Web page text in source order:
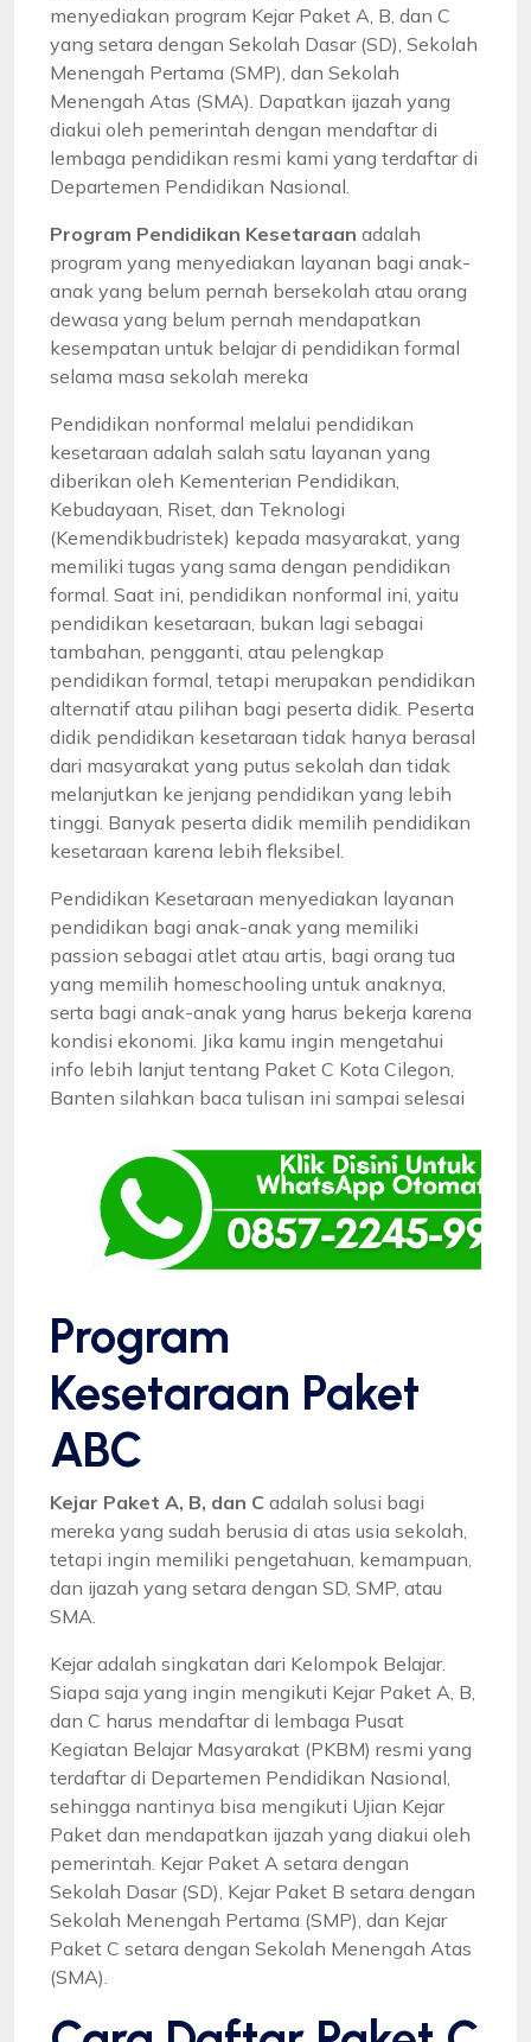
menyediakan program Kejar Paket A, B, dan C
yang setara dengan Sekolah Dasar (SD), Sekolah
Menengah Pertama (SMP), dan Sekolah
Menengah Atas (SMA). Dapatkan ijazah yang
diakui oleh pemerintah dengan mendaftar di
lembaga pendidikan resmi kami yang terdaftar di
Departemen Pendidikan Nasional.
Program Pendidikan Kesetaraan adalah
program yang menyediakan layanan bagi anak-
anak yang belum pernah bersekolah atau orang
dewasa yang belum pernah mendapatkan
kesempatan untuk belajar di pendidikan formal
selama masa sekolah mereka
Pendidikan nonformal melalui pendidikan
kesetaraan adalah salah satu layanan yang
diberikan oleh Kementerian Pendidikan,
Kebudayaan, Riset, dan Teknologi
(Kemendikbudristek) kepada masyarakat, yang
memiliki tugas yang sama dengan pendidikan
formal. Saat ini, pendidikan nonformal ini, yaitu
pendidikan kesetaraan, bukan lagi sebagai
tambahan, pengganti, atau pelengkap
pendidikan formal, tetapi merupakan pendidikan
alternatif atau pilihan bagi peserta didik. Peserta
didik pendidikan kesetaraan tidak hanya berasal
dari masyarakat yang putus sekolah dan tidak
melanjutkan ke jenjang pendidikan yang lebih
tinggi. Banyak peserta didik memilih pendidikan
kesetaraan karena lebih fleksibel.
Pendidikan Kesetaraan menyediakan layanan
pendidikan bagi anak-anak yang memiliki
passion sebagai atlet atau artis, bagi orang tua
yang memilih homeschooling untuk anaknya,
serta bagi anak-anak yang harus bekerja karena
kondisi ekonomi. Jika kamu ingin mengetahui
info lebih lanjut tentang Paket C Kota Cilegon,
Banten silahkan baca tulisan ini sampai selesai
Program
Kesetaraan Paket
ABC
Kejar Paket A, B, dan C adalah solusi bagi
mereka yang sudah berusia di atas usia sekolah,
tetapi ingin memiliki pengetahuan, kemampuan,
dan ijazah yang setara dengan SD, SMP, atau
SMA.
Kejar adalah singkatan dari Kelompok Belajar.
Siapa saja yang ingin mengikuti Kejar Paket A, B,
dan C harus mendaftar di lembaga Pusat
Kegiatan Belajar Masyarakat (PKBM) resmi yang
terdaftar di Departemen Pendidikan Nasional,
sehingga nantinya bisa mengikuti Ujian Kejar
Paket dan mendapatkan ijazah yang diakui oleh
pemerintah. Kejar Paket A setara dengan
Sekolah Dasar (SD), Kejar Paket B setara dengan
Sekolah Menengah Pertama (SMP), dan Kejar
Paket C setara dengan Sekolah Menengah Atas
(SMA).